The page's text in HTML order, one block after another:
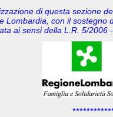
di questa sezione
Lombardia, con il sostegno
ai sensi della L.R. 5/2006